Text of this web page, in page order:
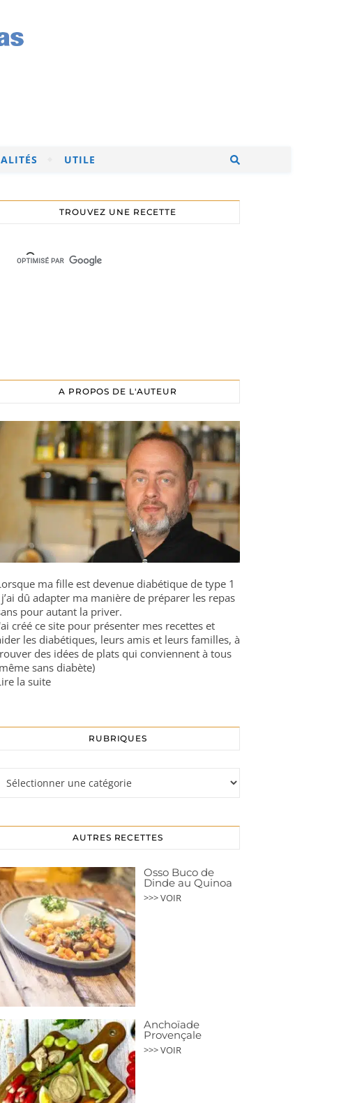
UTILE
TROUVEZ UNE RECETTE
A PROPOS DE L'AUTEUR
ma fille est devenue diabétique de type 1
j’ai dû adapter ma manière de préparer les repas
pour autant la priver.
créé ce site pour présenter mes recettes et
les diabétiques, leurs amis et leurs familles, à
des idées de plats qui conviennent à tous
sans diabète)
la suite
RUBRIQUES
AUTRES RECETTES
Osso Buco de
Dinde au Quinoa
>>> VOIR
Anchoïade
Provençale
>>> VOIR